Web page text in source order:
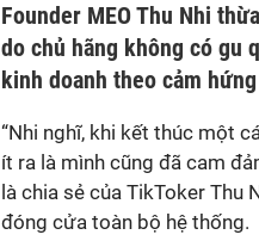
Founder MEO Thu Nhi
do chủ hãng không có gu
kinh doanh theo cảm
“Nhi nghĩ, khi kết thúc một
ít ra là mình cũng đã cam
là chia sẻ của TikToker Thu
đóng cửa toàn bộ hệ thống.